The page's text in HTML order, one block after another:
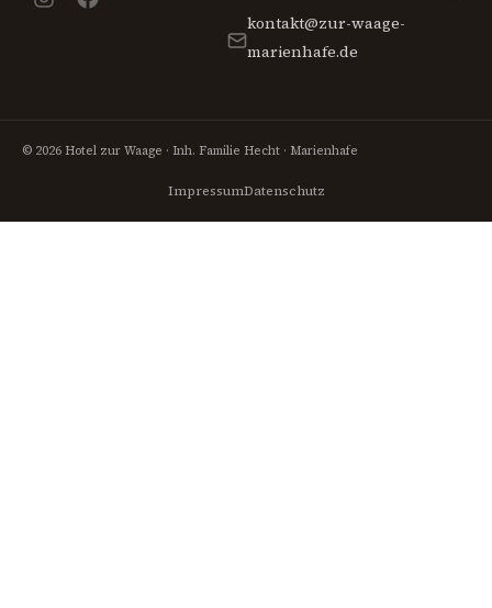
kontakt@zur-waage-
marienhafe.de
© 2026 Hotel zur Waage · Inh. Familie Hecht · Marienhafe
ImpressumDatenschutz